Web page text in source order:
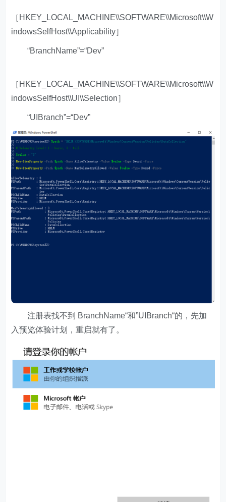
［HKEY_LOCAL_MACHINE\\SOFTWARE\\Microsoft\\W
indowsSelfHost\\Applicability］
“BranchName”=“Dev”
［HKEY_LOCAL_MACHINE\\SOFTWARE\\Microsoft\\W
indowsSelfHost\\UI\\Selection］
“UIBranch”=“Dev”
注册表找不到 BranchName“和”UIBranch“的，先加
入预览体验计划，重启就有了。